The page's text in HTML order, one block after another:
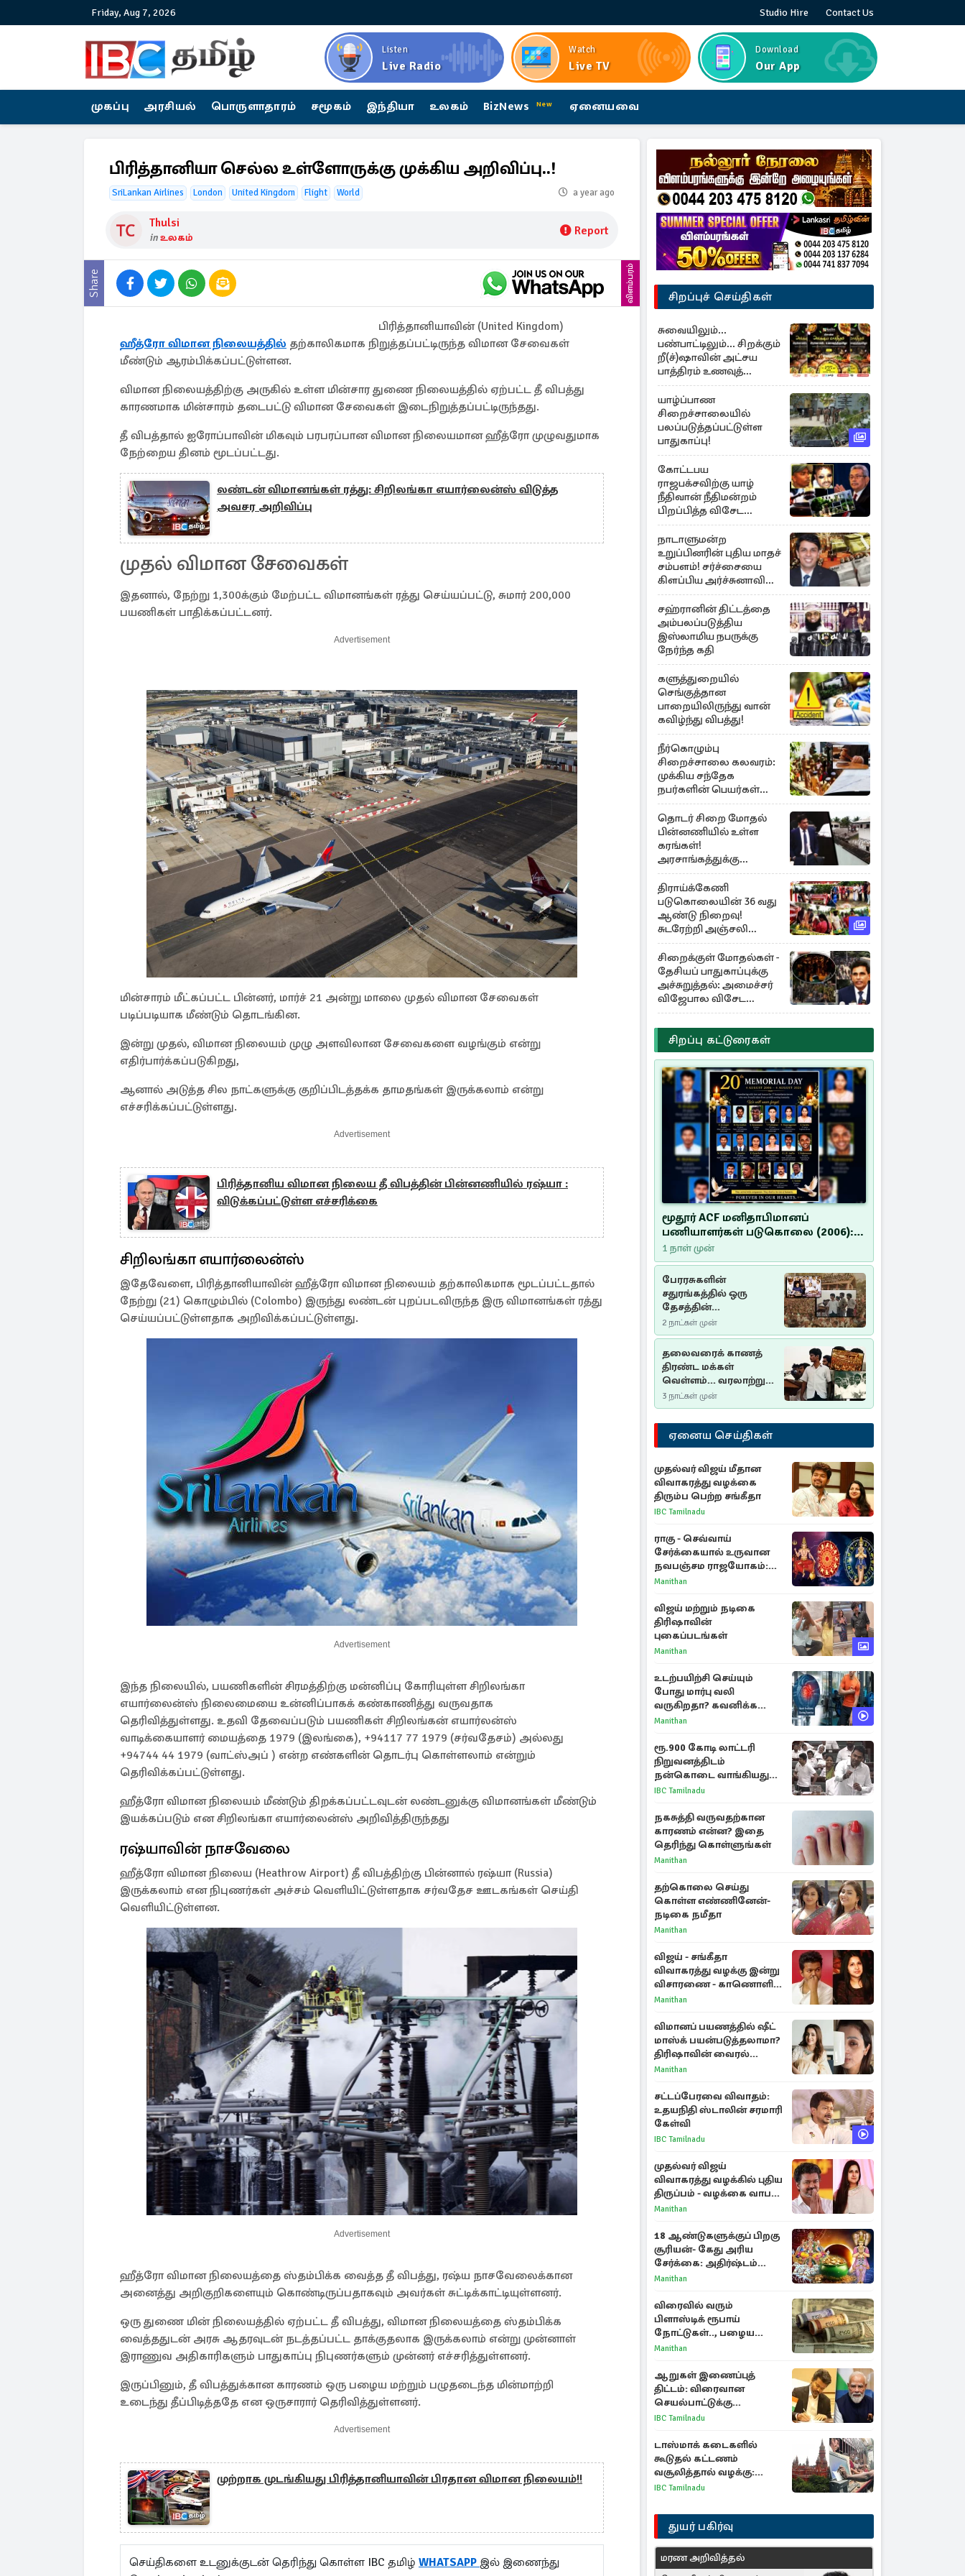
Friday, Aug 7, 2026 Studio Hire Contact Us
Listen
Live Radio
Watch
Live TV
Download
Our App
முகப்பு அரசியல் பொருளாதாரம் சமூகம் இந்தியா உலகம் BizNews New ஏனையவை
பிரித்தானியா செல்ல உள்ளோருக்கு முக்கிய அறிவிப்பு..!
SriLankan Airlines London United Kingdom Flight World a year ago
Thulsi
inஉலகம் Report
Share விளம்பரம்
பிரித்தானியாவின் (United Kingdom)
ஹீத்ரோ விமான நிலையத்தில் தற்காலிகமாக நிறுத்தப்பட்டிருந்த விமான சேவைகள்
மீண்டும் ஆரம்பிக்கப்பட்டுள்ளன.
விமான நிலையத்திற்கு அருகில் உள்ள மின்சார துணை நிலையத்தில் ஏற்பட்ட தீ விபத்து
காரணமாக மின்சாரம் தடைபட்டு விமான சேவைகள் இடைநிறுத்தப்பட்டிருந்தது.
தீ விபத்தால் ஐரோப்பாவின் மிகவும் பரபரப்பான விமான நிலையமான ஹீத்ரோ முழுவதுமாக
நேற்றைய தினம் மூடப்பட்டது.
லண்டன் விமானங்கள் ரத்து: சிறிலங்கா எயார்லைன்ஸ் விடுத்த
அவசர அறிவிப்பு
முதல் விமான சேவைகள்
இதனால், நேற்று 1,300க்கும் மேற்பட்ட விமானங்கள் ரத்து செய்யப்பட்டு, சுமார் 200,000
பயணிகள் பாதிக்கப்பட்டனர்.
Advertisement
மின்சாரம் மீட்கப்பட்ட பின்னர், மார்ச் 21 அன்று மாலை முதல் விமான சேவைகள்
படிப்படியாக மீண்டும் தொடங்கின.
இன்று முதல், விமான நிலையம் முழு அளவிலான சேவைகளை வழங்கும் என்று
எதிர்பார்க்கப்படுகிறது,
ஆனால் அடுத்த சில நாட்களுக்கு குறிப்பிடத்தக்க தாமதங்கள் இருக்கலாம் என்று
எச்சரிக்கப்பட்டுள்ளது.
Advertisement
பிரித்தானிய விமான நிலைய தீ விபத்தின் பின்னணியில் ரஷ்யா :
விடுக்கப்பட்டுள்ள எச்சரிக்கை
சிறிலங்கா எயார்லைன்ஸ்
இதேவேளை, பிரித்தானியாவின் ஹீத்ரோ விமான நிலையம் தற்காலிகமாக மூடப்பட்டதால்
நேற்று (21) கொழும்பில் (Colombo) இருந்து லண்டன் புறப்படவிருந்த இரு விமானங்கள் ரத்து
செய்யப்பட்டுள்ளதாக அறிவிக்கப்பட்டுள்ளது.
Advertisement
இந்த நிலையில், பயணிகளின் சிரமத்திற்கு மன்னிப்பு கோரியுள்ள சிறிலங்கா
எயார்லைன்ஸ் நிலைமையை உன்னிப்பாகக் கண்காணித்து வருவதாக
தெரிவித்துள்ளது. உதவி தேவைப்படும் பயணிகள் சிறிலங்கன் எயார்லன்ஸ்
வாடிக்கையாளர் மையத்தை 1979 (இலங்கை), +94117 77 1979 (சர்வதேசம்) அல்லது
+94744 44 1979 (வாட்ஸ்அப் ) என்ற எண்களின் தொடர்பு கொள்ளலாம் என்றும்
தெரிவிக்கப்பட்டுள்ளது.
ஹீத்ரோ விமான நிலையம் மீண்டும் திறக்கப்பட்டவுடன் லண்டனுக்கு விமானங்கள் மீண்டும்
இயக்கப்படும் என சிறிலங்கா எயார்லைன்ஸ் அறிவித்திருந்தது
ரஷ்யாவின் நாசவேலை
ஹீத்ரோ விமான நிலைய (Heathrow Airport) தீ விபத்திற்கு பின்னால் ரஷ்யா (Russia)
இருக்கலாம் என நிபுணர்கள் அச்சம் வெளியிட்டுள்ளதாக சர்வதேச ஊடகங்கள் செய்தி
வெளியிட்டுள்ளன.
Advertisement
ஹீத்ரோ விமான நிலையத்தை ஸ்தம்பிக்க வைத்த தீ விபத்து, ரஷ்ய நாசவேலைக்கான
அனைத்து அறிகுறிகளையும் கொண்டிருப்பதாகவும் அவர்கள் சுட்டிக்காட்டியுள்ளனர்.
ஒரு துணை மின் நிலையத்தில் ஏற்பட்ட தீ விபத்து, விமான நிலையத்தை ஸ்தம்பிக்க
வைத்ததுடன் அரசு ஆதரவுடன் நடத்தப்பட்ட தாக்குதலாக இருக்கலாம் என்று முன்னாள்
இராணுவ அதிகாரிகளும் பாதுகாப்பு நிபுணர்களும் முன்னர் எச்சரித்துள்ளனர்.
இருப்பினும், தீ விபத்துக்கான காரணம் ஒரு பழைய மற்றும் பழுதடைந்த மின்மாற்றி
உடைந்து தீப்பிடித்ததே என ஒருசாரார் தெரிவித்துள்ளனர்.
Advertisement
முற்றாக முடங்கியது பிரித்தானியாவின் பிரதான விமான நிலையம்!!
செய்திகளை உடனுக்குடன் தெரிந்து கொள்ள IBC தமிழ் WHATSAPP இல் இணைந்து
சிறப்புச் செய்திகள்
சுவையிலும்...
பண்பாட்டிலும்... சிறக்கும்
றீ(ச்)ஷாவின் அட்சய
பாத்திரம் உணவுத்
திருவிழா ஆரம்பம்
யாழ்ப்பாண
சிறைச்சாலையில்
பலப்படுத்தப்பட்டுள்ள
பாதுகாப்பு!
கோட்டபய
ராஜபக்சவிற்கு யாழ்
நீதிவான் நீதிமன்றம்
பிறப்பித்த விசேட
உத்தரவு!
நாடாளுமன்ற
உறுப்பினரின் புதிய மாதச்
சம்பளம்! சர்ச்சையை
கிளப்பிய அர்ச்சுனாவின்
அறிக்கை
சஹ்ரானின் திட்டத்தை
அம்பலப்படுத்திய
இஸ்லாமிய நபருக்கு
நேர்ந்த கதி
களுத்துறையில்
செங்குத்தான
பாறையிலிருந்து வான்
கவிழ்ந்து விபத்து!
நீர்கொழும்பு
சிறைச்சாலை கலவரம்:
முக்கிய சந்தேக
நபர்களின் பெயர்கள்
நீதிமன்றில் சமர்ப்பிப்பு!
தொடர் சிறை மோதல்
பின்னணியில் உள்ள
கரங்கள்!
அரசாங்கத்துக்கு
கிடைத்த புலனாய்வு
தகவல்
திராய்க்கேணி
படுகொலையின் 36 வது
ஆண்டு நிறைவு!
சுடரேற்றி அஞ்சலி
செலுத்திய மக்கள்
சிறைக்குள் மோதல்கள் -
தேசியப் பாதுகாப்புக்கு
அச்சுறுத்தல்: அமைச்சர்
விஜேபால விசேட
அறிவிப்பு
சிறப்பு கட்டுரைகள்
மூதூர் ACF மனிதாபிமானப்
பணியாளர்கள் படுகொலை (2006):
20 ஆண்டுகளாகியும் நீதி
மறுக்கப்பட்ட மனிதாபிமானப்
பேரவலம்
1 நாள் முன்
பேரரசுகளின்
சதுரங்கத்தில் ஒரு
தேசத்தின்
தீர்க்கதரிசனம் :
சுதுமலை பிரகடனம்
ஒரு வரலாற்றுப் பாடம்
2 நாட்கள் முன்
தலைவரைக் காணத்
திரண்ட மக்கள்
வெள்ளம்... வரலாற்றுச்
சிறப்புமிக்க சுதுமலைப்
பிரகடனம்…
3 நாட்கள் முன்
ஏனைய செய்திகள்
முதல்வர் விஜய் மீதான
விவாகரத்து வழக்கை
திரும்ப பெற்ற சங்கீதா
IBC Tamilnadu
ராகு - செவ்வாய்
சேர்க்கையால் உருவான
நவபஞ்சம ராஜயோகம்:
அதிர்ஷ்டம் பெறும் 3
Manithan
விஜய் மற்றும் நடிகை
திரிஷாவின்
புகைப்படங்கள்
Manithan
உடற்பயிற்சி செய்யும்
போது மார்பு வலி
வருகிறதா? கவனிக்க
வேண்டிய எச்சரிக்கை
Manithan
ரூ.900 கோடி லாட்டரி
நிறுவனத்திடம்
நன்கொடை வாங்கியது
ஏன்? உதயநிதி - ஆதவ்
IBC Tamilnadu
நகசுத்தி வருவதற்கான
காரணம் என்ன? இதை
தெரிந்து கொள்ளுங்கள்
Manithan
தற்கொலை செய்து
கொள்ள எண்ணினேன்-
நடிகை நமீதா
Manithan
விஜய் - சங்கீதா
விவாகரத்து வழக்கு இன்று
விசாரணை - காணொளி
மூலம் ஆஜராக வாய்ப்பு
Manithan
விமானப் பயணத்தில் ஷீட்
மாஸ்க் பயன்படுத்தலாமா?
திரிஷாவின் வைரல்
செல்ஃபிக்கு மருத்துவர்
Manithan
சட்டப்பேரவை விவாதம்:
உதயநிதி ஸ்டாலின் சரமாரி
கேள்வி
IBC Tamilnadu
முதல்வர் விஜய்
விவாகரத்து வழக்கில் புதிய
திருப்பம் - வழக்கை வாபஸ்
பெற்ற சங்கீதா!
Manithan
18 ஆண்டுகளுக்குப் பிறகு
சூரியன்- கேது அரிய
சேர்க்கை: அதிர்ஷ்டம்
பெறும் 3 ராசிகள்!
Manithan
விரைவில் வரும்
பிளாஸ்டிக் ரூபாய்
நோட்டுகள்.., பழைய
காகித நோட்டுகள்
Manithan
ஆறுகள் இணைப்புத்
திட்டம்: விரைவான
செயல்பாட்டுக்கு
பிரதமருக்கு முதலமைச்சர்
IBC Tamilnadu
டாஸ்மாக் கடைகளில்
கூடுதல் கட்டணம்
வசூலித்தால் வழக்கு:
சென்னை உயர்நீதிமன்றம்
IBC Tamilnadu
துயர் பகிர்வு
மரண அறிவித்தல்